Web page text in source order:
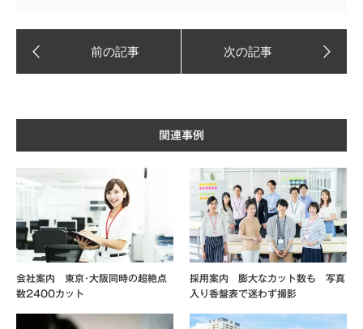
関連事例
会社案内 東京･大阪同時の超絶点
数2400カット
採用案内 膨大なカット数も 写真
入り香盤表で迷わず撮影